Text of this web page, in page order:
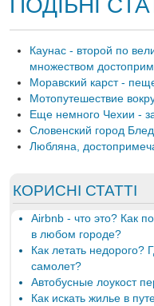
Каунас - второй по
множеством
Моравский карст -
Мотопутешествие
Еще немного Чехии -
Словенский город
Любляна,
КОРИСНІ СТАТТІ
Airbnb - что это? Как
в любом городе?
Как летать недорого?
самолет?
Автобусные лоукост
Как искать жилье в